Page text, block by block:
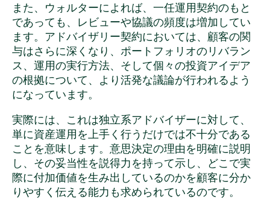
また、ウォルターによれば、一任運用契約のもと
であっても、レビューや協議の頻度は増加してい
ます。アドバイザリー契約においては、顧客の関
与はさらに深くなり、ポートフォリオのリバラン
ス、運用の実行方法、そして個々の投資アイデア
の根拠について、より活発な議論が行われるよう
になっています。
実際には、これは独立系アドバイザーに対して、
単に資産運用を上手く行うだけでは不十分である
ことを意味します。意思決定の理由を明確に説明
し、その妥当性を説得力を持って示し、どこで実
際に付加価値を生み出しているのかを顧客に分か
りやすく伝える能力も求められているのです。